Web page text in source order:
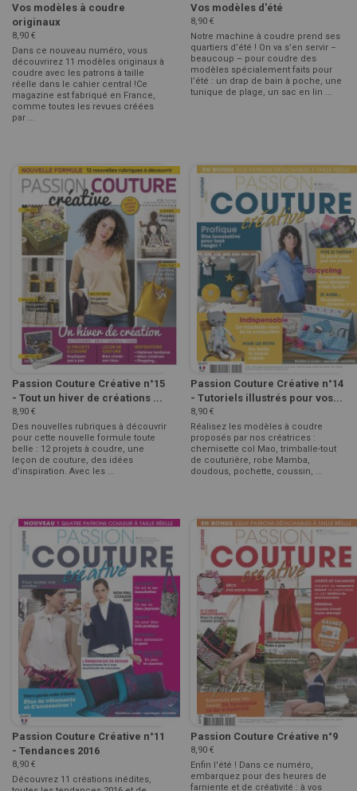
Vos modèles à coudre
originaux
8,90 €
Dans ce nouveau numéro, vous
découvrirez 11 modèles originaux à
coudre avec les patrons à taille
réelle dans le cahier central !Ce
magazine est fabriqué en France,
comme toutes les revues créées
par ...
Vos modèles d'été
8,90 €
Notre machine à coudre prend ses
quartiers d’été ! On va s’en servir –
beaucoup – pour coudre des
modèles spécialement faits pour
l’été : un drap de bain à poche, une
tunique de plage, un sac en lin ...
Passion Couture Créative n°15
- Tout un hiver de créations ...
8,90 €
Des nouvelles rubriques à découvrir
pour cette nouvelle formule toute
belle : 12 projets à coudre, une
leçon de couture, des idées
d’inspiration. Avec les ...
Passion Couture Créative n°14
- Tutoriels illustrés pour vos...
8,90 €
Réalisez les modèles à coudre
proposés par nos créatrices :
chemisette col Mao, trimballe-tout
de couturière, robe Mamba,
doudous, pochette, coussin, ...
Passion Couture Créative n°11
- Tendances 2016
8,90 €
Découvrez 11 créations inédites,
Passion Couture Créative n°9
8,90 €
Enfin l'été ! Dans ce numéro,
embarquez pour des heures de
farniente et de créativité : à vos